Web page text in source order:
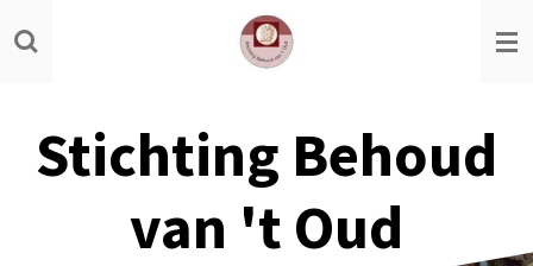
Ga
direct
hoofdinhoud
Stichting Behoud
van 't Oud